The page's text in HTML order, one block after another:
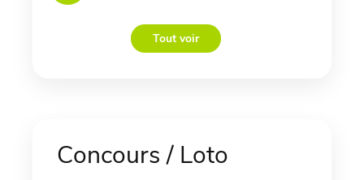
Tout voir
Concours / Loto